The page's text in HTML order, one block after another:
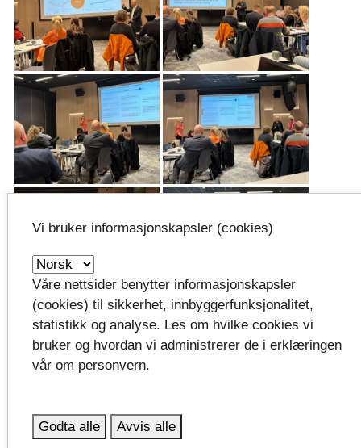
Innspill fra kommuner og
samarbeidsaktører
Vi bruker informasjonskapsler (cookies)
Våre nettsider benytter informasjonskapsler
(cookies) til sikkerhet, innbyggerfunksjonalitet,
statistikk og analyse. Les om hvilke cookies vi
bruker og hvordan vi administrerer de i erklæringen
vår om personvern.
Godta alle Avvis alle